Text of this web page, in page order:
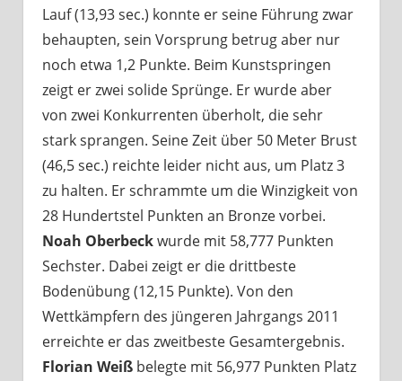
Lauf (13,93 sec.) konnte er seine Führung zwar
behaupten, sein Vorsprung betrug aber nur
noch etwa 1,2 Punkte. Beim Kunstspringen
zeigt er zwei solide Sprünge. Er wurde aber
von zwei Konkurrenten überholt, die sehr
stark sprangen. Seine Zeit über 50 Meter Brust
(46,5 sec.) reichte leider nicht aus, um Platz 3
zu halten. Er schrammte um die Winzigkeit von
28 Hundertstel Punkten an Bronze vorbei.
Noah Oberbeckwurde mit 58,777 Punkten
Sechster. Dabei zeigt er die drittbeste
Bodenübung (12,15 Punkte). Von den
Wettkämpfern des jüngeren Jahrgangs 2011
erreichte er das zweitbeste Gesamtergebnis.
Florian Weißbelegte mit 56,977 Punkten Platz